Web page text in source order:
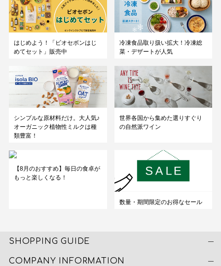
はじめよう！「ビオセボンはじ
めてセット」販売中
冷凍食品取り扱い拡大！冷凍総
菜・デザートが人気
シンプルな原材料だけ。大人気♪
オーガニック植物性ミルクは種
類豊富！
世界各国から集めた選りすぐり
の自然派ワイン
【8月のおすすめ】毎日の食卓が
もっと楽しくなる！
数量・期間限定のお得なセール
SHOPPING GUIDE
COMPANY INFORMATION